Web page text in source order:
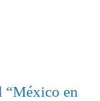
“México en